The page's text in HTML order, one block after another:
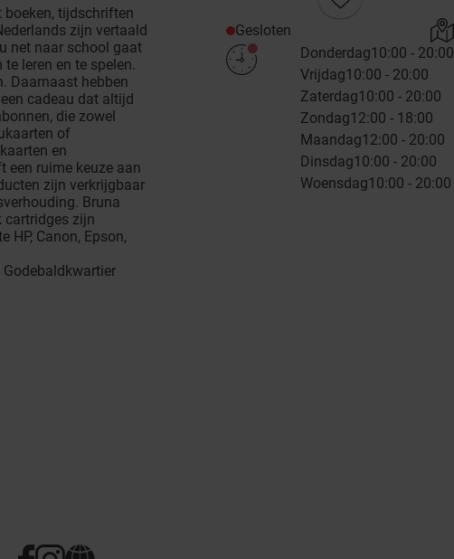
Gesloten
Donderdag10:00 - 20:00
Vrijdag10:00 - 20:00
Zaterdag10:00 - 20:00
Zondag12:00 - 18:00
Maandag12:00 - 20:00
Dinsdag10:00 - 20:00
Woensdag10:00 - 20:00
boeken, tijdschriften
zijn vertaald
net naar school gaat
leren en te spelen.
Daarnaast hebben
cadeau dat altijd
die zowel
of
en
een ruime keuze aan
zijn verkrijgbaar
Bruna
cartridges zijn
HP, Canon, Epson,